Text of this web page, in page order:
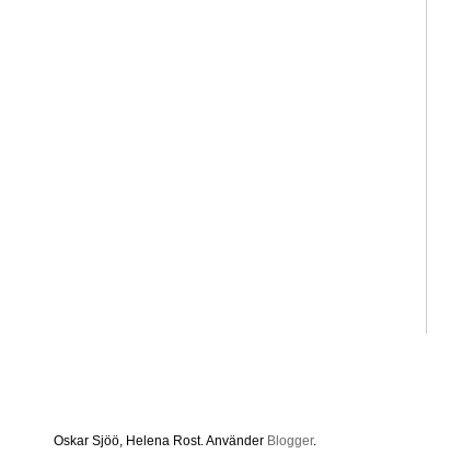
Oskar Sjöö, Helena Rost. Använder Blogger.